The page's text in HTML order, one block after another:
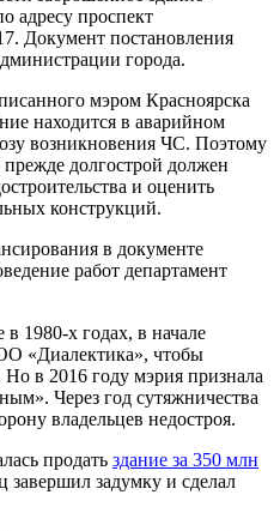
адресу проспект
Документ постановления
города.
мэром Красноярска
находится в аварийном
возникновения ЧС. Поэтому
долгострой должен
и оценить
конструкций.
в документе
работ департамент
1980-х годах, в начале
«Диалектика», чтобы
в 2016 году мэрия признала
Через год сутяжничества
владельцев недостроя.
продать здание за 350 млн
завершил задумку и сделал